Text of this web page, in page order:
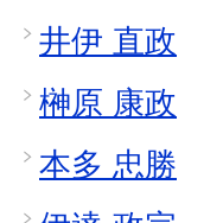
井伊 直政
榊原 康政
本多 忠勝